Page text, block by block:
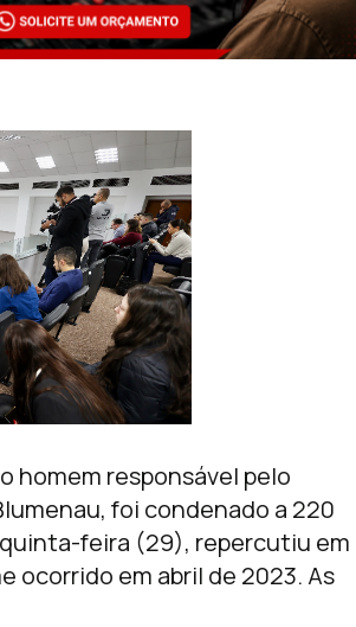
homem responsável pelo
foi condenado a 220
feira (29), repercutiu em
ocorrido em abril de 2023. As